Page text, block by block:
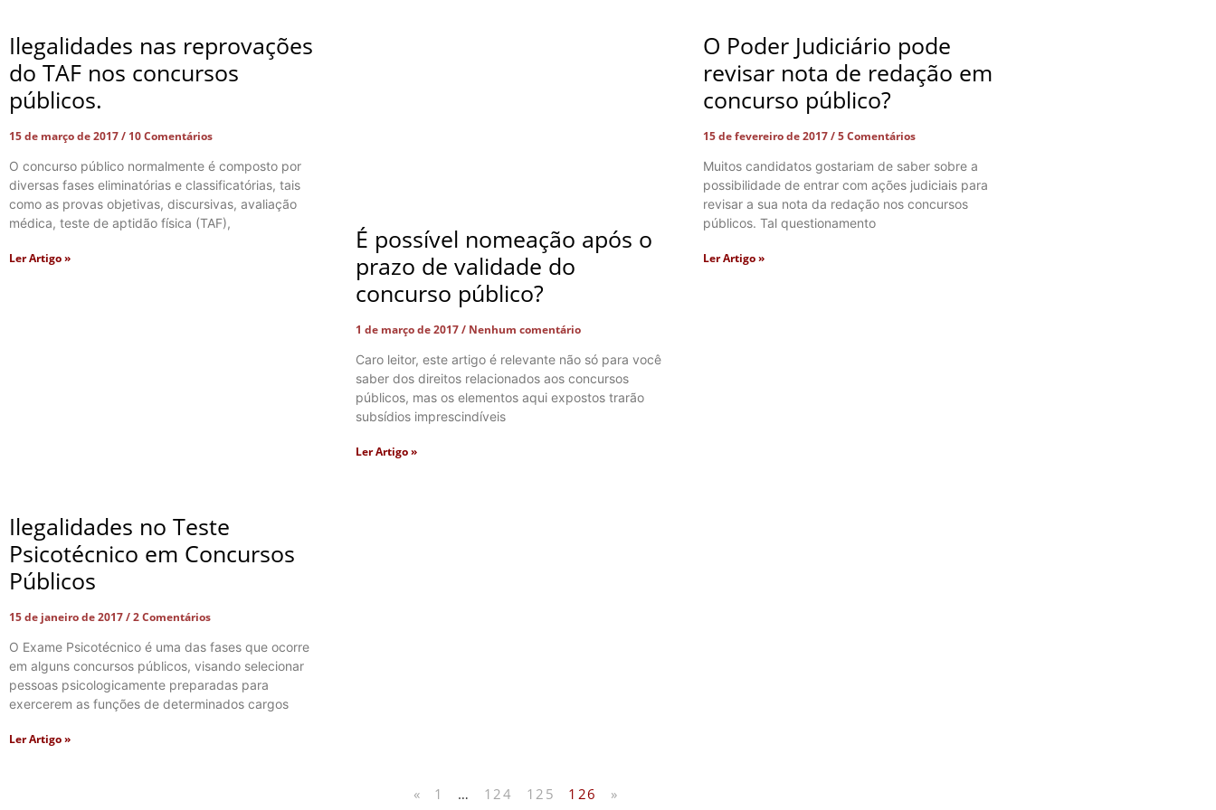
Ilegalidades nas reprovações
do TAF nos concursos
públicos.
15 de março de 2017
10 Comentários
O concurso público normalmente é composto por
diversas fases eliminatórias e classificatórias, tais
como as provas objetivas, discursivas, avaliação
médica, teste de aptidão física (TAF),
Ler Artigo »
É possível nomeação após o
prazo de validade do
concurso público?
1 de março de 2017 Nenhum comentário
Caro leitor, este artigo é relevante não só para você
saber dos direitos relacionados aos concursos
públicos, mas os elementos aqui expostos trarão
subsídios imprescindíveis
Ler Artigo »
O Poder Judiciário pode
revisar nota de redação em
concurso público?
15 de fevereiro de 2017 5 Comentários
Muitos candidatos gostariam de saber sobre a
possibilidade de entrar com ações judiciais para
revisar a sua nota da redação nos concursos
públicos. Tal questionamento
Ler Artigo »
Ilegalidades no Teste
Psicotécnico em Concursos
Públicos
15 de janeiro de 2017
2 Comentários
O Exame Psicotécnico é uma das fases que ocorre
em alguns concursos públicos, visando selecionar
pessoas psicologicamente preparadas para
exercerem as funções de determinados cargos
Ler Artigo »
« 1 … 124 125 126 »